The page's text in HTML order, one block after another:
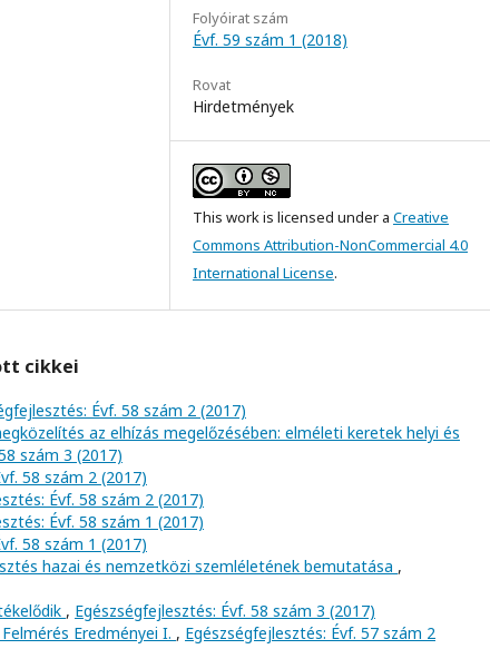
Folyóirat szám
Évf. 59 szám 1 (2018)
Rovat
Hirdetmények
This work is licensed under a Creative
Commons Attribution-NonCommercial 4.0
International License.
cikkei
Évf. 58 szám 2 (2017)
az elhízás megelőzésében: elméleti keretek helyi és
szám 3 (2017)
58 szám 2 (2017)
Évf. 58 szám 2 (2017)
Évf. 58 szám 1 (2017)
58 szám 1 (2017)
hazai és nemzetközi szemléletének bemutatása ,
, Egészségfejlesztés: Évf. 58 szám 3 (2017)
Eredményei I. , Egészségfejlesztés: Évf. 57 szám 2